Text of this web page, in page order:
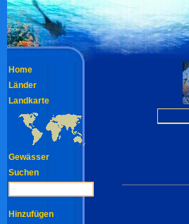
Home
Länder
Landkarte
Gewässer
Suchen
Hinzufügen